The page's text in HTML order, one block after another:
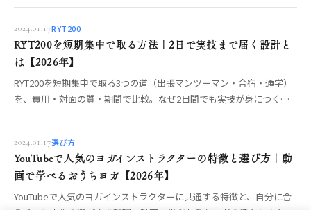
2024.01.17RYT200
RYT200を短期集中で取る方法｜2日で実技まで届く設計と
は【2026年】
RYT200を短期集中で取る3つの道（出張マンツーマン・合宿・通学）
を、費用・対面の質・期間で比較。なぜ2日間でも実技が身につくの
2024.01.17選び方
YouTubeで人気のヨガインストラクターの特徴と選び方｜動
画で学べるおうちヨガ【2026年】
YouTubeで人気のヨガインストラクターに共通する特徴と、自分に合